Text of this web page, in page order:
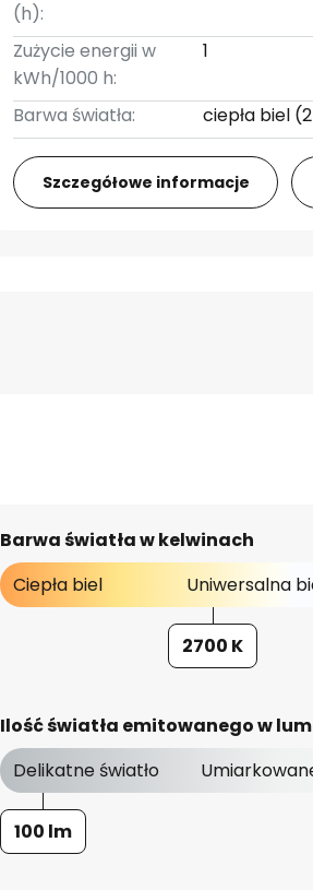
(h):
Zużycie energii w
kWh/1000 h:
1
Barwa światła: ciepła biel
Szczegółowe informacje
Barwa światła w kelwinach
Ciepła biel
Uniwersalna
2700 K
Ilość światła emitowanego w
Delikatne światło
100 lm